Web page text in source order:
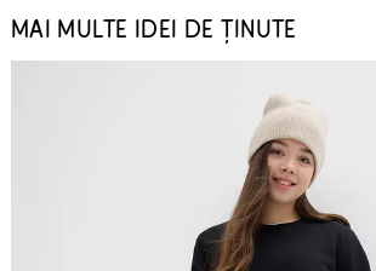
MAI MULTE IDEI DE ȚINUTE